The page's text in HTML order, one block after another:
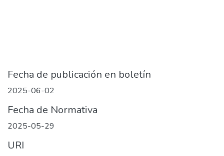
Fecha de publicación en boletín
2025-06-02
Fecha de Normativa
2025-05-29
URI